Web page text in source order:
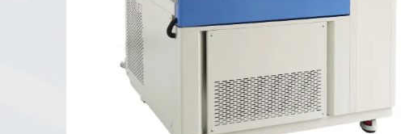
Прогулк-в камере
Специальная испытательная
Испытательное оборудование IP